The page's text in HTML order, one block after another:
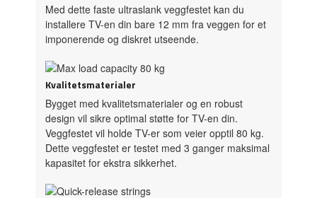
Med dette faste ultraslank veggfestet kan du
installere TV-en din bare 12 mm fra veggen for et
imponerende og diskret utseende.
Kvalitetsmaterialer
Bygget med kvalitetsmaterialer og en robust
design vil sikre optimal støtte for TV-en din.
Veggfestet vil holde TV-er som veier opptil 80 kg.
Dette veggfestet er testet med 3 ganger maksimal
kapasitet for ekstra sikkerhet.